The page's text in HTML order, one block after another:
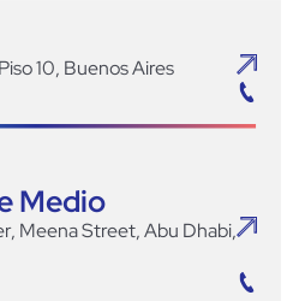
10, Buenos Aires
Medio
Meena Street, Abu Dhabi,